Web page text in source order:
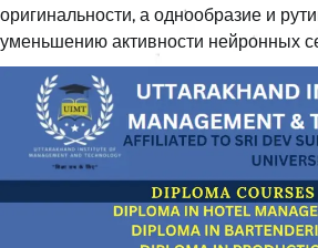
оригинальности, а однообразие и
уменьшению активности нейронных